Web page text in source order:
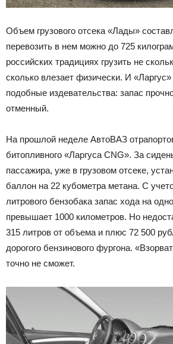
Объем грузового отсека «Лады»
перевозить в нем можно до 725
российских традициях грузить не
сколько влезает физически. И
подобные издевательства: запас
отменный.
На прошлой неделе АвтоВАЗ
битопливного «Ларгуса CNG». За
пассажира, уже в грузовом отсеке,
баллон на 22 кубометра метана. С
литрового бензобака запас хода на
превышает 1000 километров. Но
315 литров от объема и плюс 72 500
дорогого бензинового фургона.
точно не сможет.